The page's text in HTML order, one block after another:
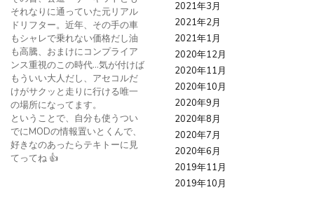
それなりに通っていた元リアル
ドリフター。近年、その手の車
もシャレで乗れない価格だし油
も高騰、おまけにコンプライア
ンス重視のこの時代…気が付けば
もういい大人だし、アセコルだ
けがサクッと走りに行ける唯一
の場所になってます。
ということで、自分も使うつい
でにMODの情報置いとくんで、
好きなのあったらテキトーに見
てってね 👍
2021年3月
2021年2月
2021年1月
2020年12月
2020年11月
2020年10月
2020年9月
2020年8月
2020年7月
2020年6月
2019年11月
2019年10月